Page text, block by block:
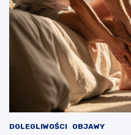
DOLEGLIWOŚCI OBJAWY